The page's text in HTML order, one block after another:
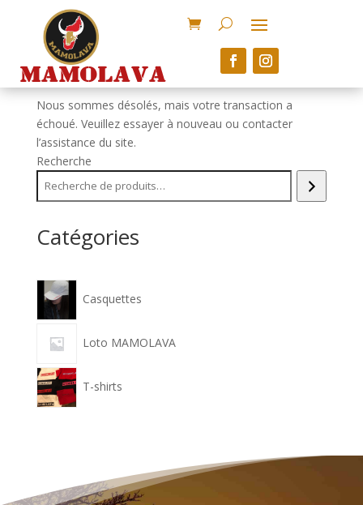
MAMOLAVA
Le don a échoué
Nous sommes désolés, mais votre transaction a
échoué. Veuillez essayer à nouveau ou contacter
l’assistance du site.
Recherche
Catégories
Casquettes
Loto MAMOLAVA
T-shirts